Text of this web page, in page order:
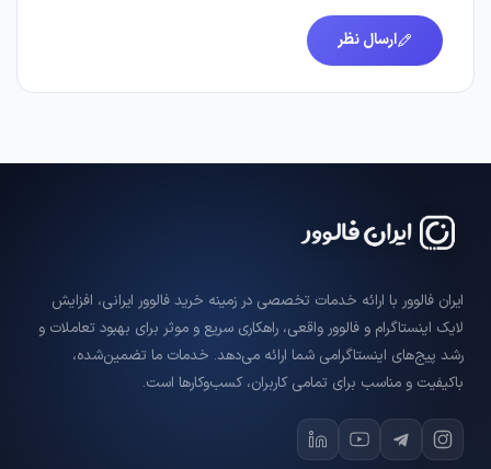
ارسال نظر
ایران فالوور با ارائه خدمات تخصصی در زمینه خرید فالوور ایرانی، افزایش
لایک اینستاگرام و فالوور واقعی، راهکاری سریع و موثر برای بهبود تعاملات و
رشد پیج‌های اینستاگرامی شما ارائه می‌دهد. خدمات ما تضمین‌شده،
باکیفیت و مناسب برای تمامی کاربران، کسب‌وکارها است.